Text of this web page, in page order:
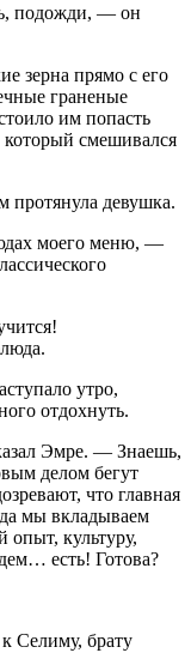
подожди, — он
зерна прямо с его
граненые
им попасть
который смешивался
девушка.
моего меню, —
утро,
отдохнуть.
Эмре. — Знаешь,
делом бегут
что главная
мы вкладываем
опыт, культуру,
есть! Готова?
Селиму, брату